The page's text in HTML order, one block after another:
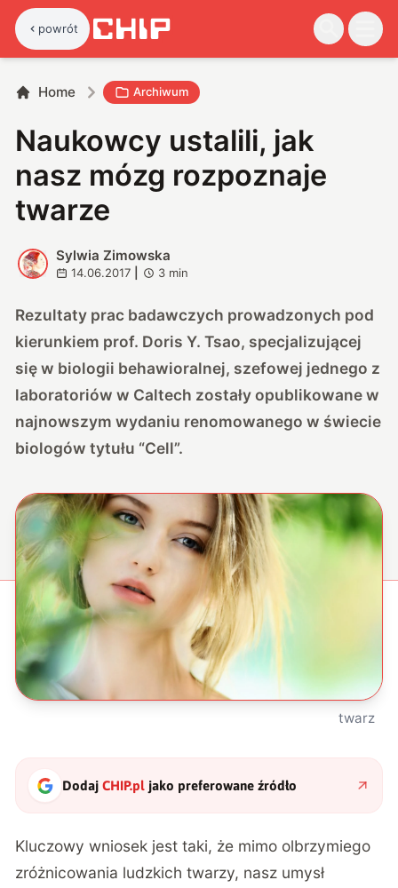
powrót
Home Archiwum
Naukowcy ustalili, jak
nasz mózg rozpoznaje
twarze
S
Sylwia Zimowska
14.06.2017 3 min
Rezultaty prac badawczych prowadzonych pod
kierunkiem prof. Doris Y. Tsao, specjalizującej
się w biologii behawioralnej, szefowej jednego z
laboratoriów w Caltech zostały opublikowane w
najnowszym wydaniu renomowanego w świecie
biologów tytułu “Cell”.
twarz
DodajCHIP.pl jako preferowane źródło
Kluczowy wniosek jest taki, że mimo olbrzymiego
zróżnicowania ludzkich twarzy, nasz umysł